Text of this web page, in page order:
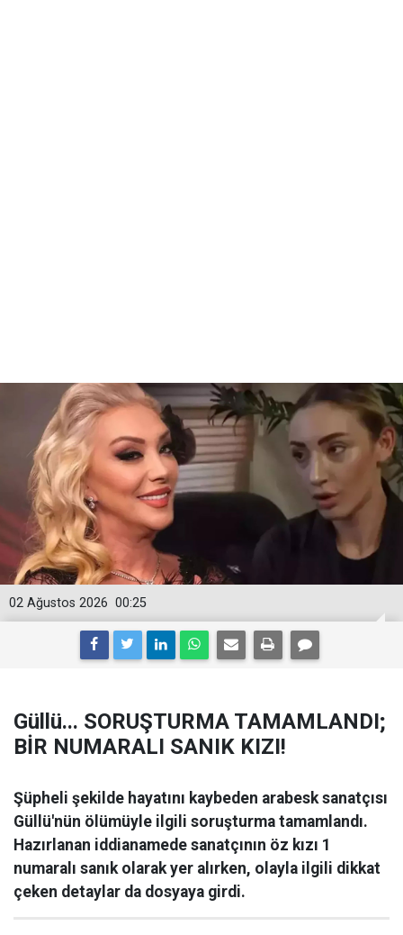
00:25
02 Ağustos 2026
Güllü... SORUŞTURMA TAMAMLANDI;
BİR NUMARALI SANIK KIZI!
Şüpheli şekilde hayatını kaybeden arabesk sanatçısı
Güllü'nün ölümüyle ilgili soruşturma tamamlandı.
Hazırlanan iddianamede sanatçının öz kızı 1
numaralı sanık olarak yer alırken, olayla ilgili dikkat
çeken detaylar da dosyaya girdi.